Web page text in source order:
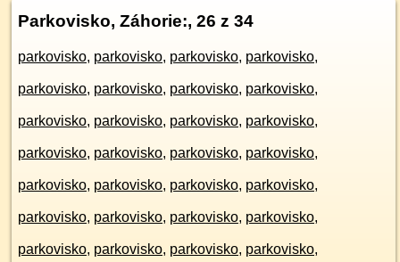
Parkovisko, Záhorie:, 26 z 34
parkovisko, parkovisko, parkovisko, parkovisko,
parkovisko, parkovisko, parkovisko, parkovisko,
parkovisko, parkovisko, parkovisko, parkovisko,
parkovisko, parkovisko, parkovisko, parkovisko,
parkovisko, parkovisko, parkovisko, parkovisko,
parkovisko, parkovisko, parkovisko, parkovisko,
parkovisko, parkovisko, parkovisko, parkovisko,